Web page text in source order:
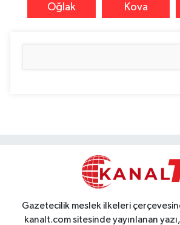
Oğlak Kova
Gazetecilik meslek ilkeleri
kanalt.com sitesinde yayınlanan